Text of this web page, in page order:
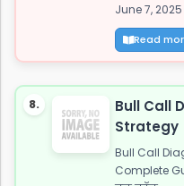
June 7, 2025
Read
8.
Bull Call
Strategy
Bull Call
Complete